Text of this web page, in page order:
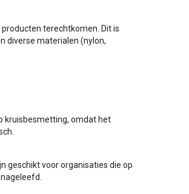
terechtkomen. Dit is
diverse materialen (nylon,
kruisbesmetting, omdat het
geschikt voor organisaties die op